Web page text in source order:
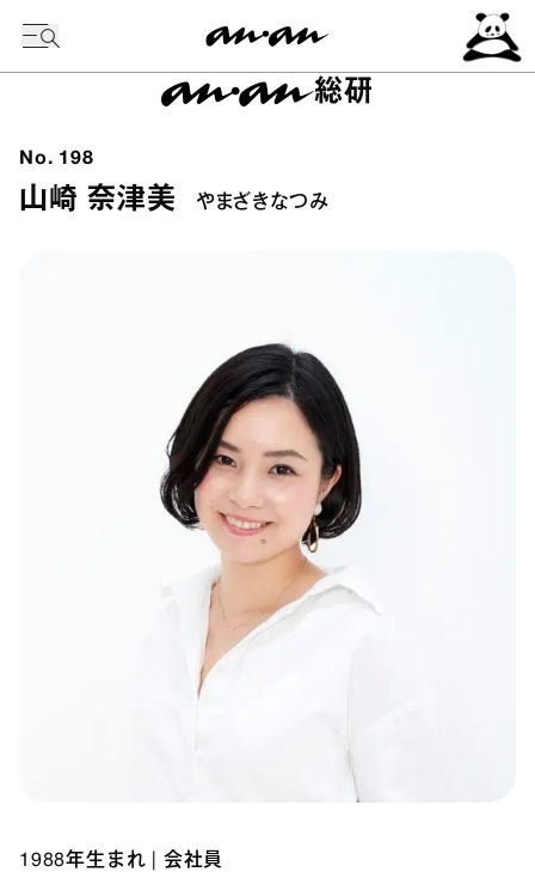
総研
No. 198
山崎 奈津美 やまざきなつみ
1988年生まれ 会社員